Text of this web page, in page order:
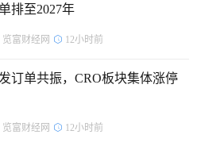
平。
对关系，对西部地区乡村振兴重
求，浙江与四川的东西部协作结
，退出结对县16个、新增结对县
个乡村振兴重点帮扶县、对口支
全覆盖。
排至2027年
览富财经网 12小时前
订单共振，CRO板块集体涨停
览富财经网 12小时前